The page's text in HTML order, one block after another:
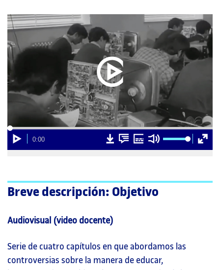
Reproducción
Current
0:00
Cargado:
0%
Progreso:
0%
00:00
00:00
Silenciar
Subtítulos
D
o
w
d
t
p
i
D
o
w
d
v
o
Breve descripción: Objetivo
Audiovisual (video docente)
Serie de cuatro capítulos en que abordamos las
controversias sobre la manera de educar,